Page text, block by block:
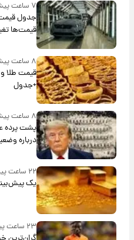
۷ ساعت پیش
قیمت‌ها
۸ ساعت پیش
+جدول
۸ ساعت پیش
پشت پرده
درباره
۲۲ ساعت پیش
یک پیش‌بینی
۲۳ ساعت پیش